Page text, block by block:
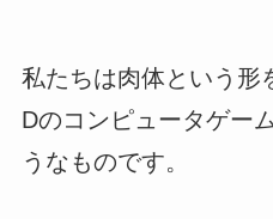
私たちは肉体という形
Dのコンピュータゲー
うなものです。